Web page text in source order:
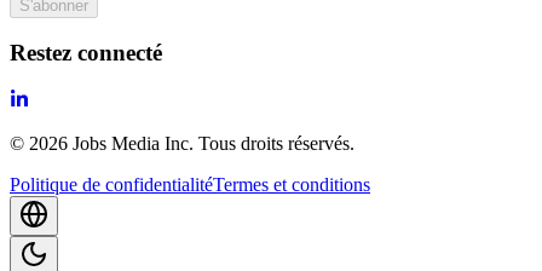
S'abonner
Restez connecté
© 2026 Jobs Media Inc. Tous droits réservés.
Politique de confidentialitéTermes et conditions